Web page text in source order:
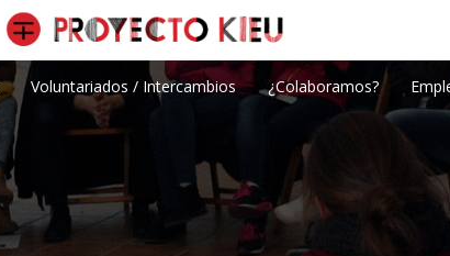
Voluntariados / Intercambios ¿Colaboramos?